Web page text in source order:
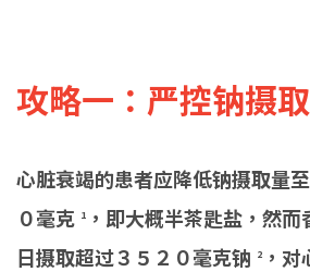
攻略一：严控钠摄取
心脏衰竭的患者应降低钠摄取量
０毫克 1 ，即大概半茶匙盐，然
日摄取超过３５２０毫克钠 2 ，